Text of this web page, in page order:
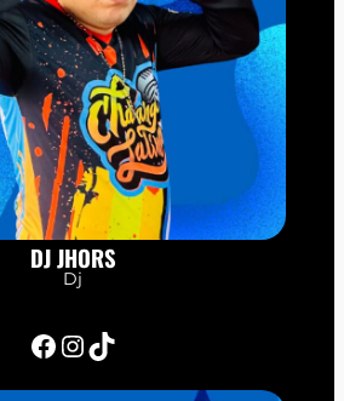
DJ JHORS
Dj
Facebook InstagramTikTok